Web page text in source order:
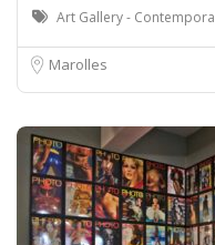
Art Gallery -
Marolles